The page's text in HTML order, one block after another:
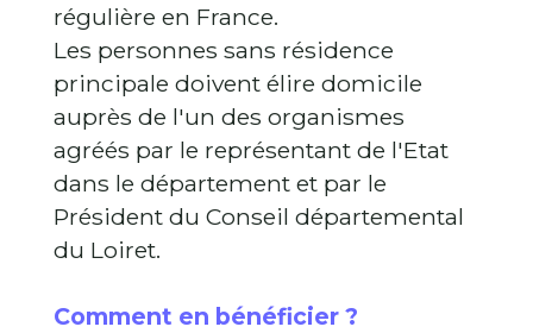
régulière en France.
Les personnes sans résidence
principale doivent élire domicile
auprès de l'un des organismes
agréés par le représentant de l'Etat
dans le département et par le
Président du Conseil départemental
du Loiret.
Comment en bénéficier ?